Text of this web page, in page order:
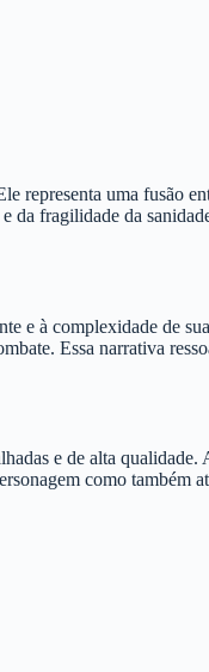
representa uma fusão
fragilidade da
e à complexidade de
Essa narrativa
e de alta
como também